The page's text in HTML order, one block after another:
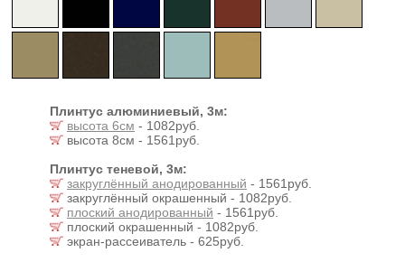
Плинтус алюминиевый, 3м:
высота 6см - 1082руб.
высота 8см - 1561руб.
Плинтус теневой, 3м:
закруглённый анодированный - 1561руб.
закруглённый окрашенный - 1082руб.
плоский анодированный - 1561руб.
плоский окрашенный - 1082руб.
экран-рассеиватель - 625руб.